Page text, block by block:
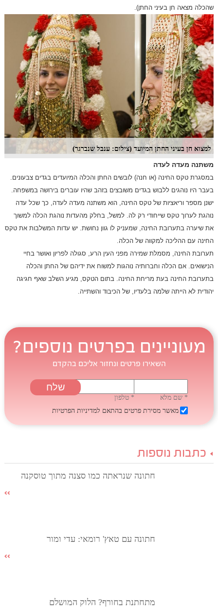
שהכלה מצאה חן בעיני החתן).
למצוא חן בעיני החתן המיועד (צילום: ענבל שנברגר)
משתנה מעדה לעדה
במסגרת טקס החינה (או חנה) לובשים החתן והכלה המיועדים בגדים צבעונים.
בעבר היו נוהגים ללבוש בגדים משובצים בזהב שהיו עוברים בירושה במשפחה.
ישנן מספר וריאציות של טקס החינה, הוא משתנה מעדה לעדה, כך שכל עדה
נוהגת לערוך טקס שייחודי רק לה. למשל, בחלק מהעדות נוהגת הכלה למשוך
את שיערה בתערובת החינה, שמעניק לו גוון נחושת. יש עדות המשלבות את טקס
החינה עם ההליכה למקווה של הכלה.
תערובת החינה, מסמלת שמירה מפני העין הרע, סגולה לפריון ואושר בחיי
הנישואים. אם הכלה וחברותיה נוהגות למשוח את ידיהם של החתן והכלה
בתערובת החינה בעת מריחת החינה. בתום הטקס, מגיע השלב שאף חגיגה
יהודית לא הייתה שלמה בלעדיו, של הכיבוד והשתייה.
מעוניינים בפרטים נוספים?
השאירו פרטים ונחזור אליכם בהקדם
* שם מלא
* טלפון
מאשר מסירת פרטים בהתאם למדיניות הפרטיות
כתבות נוספות
חתונה שנראתה כמו סצנה מתוך טוסקנה
חתונה עם טאץ' רומאי: עדי ומור
מתחתנת בחורף? הלוק המושלם